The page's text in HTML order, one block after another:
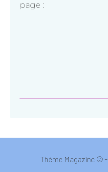
page :
Thème Magazine ©